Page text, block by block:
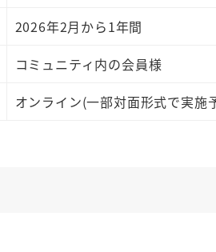
2026年2月から1年間
コミュニティ内の会員様
オンライン(一部対面形式で実施